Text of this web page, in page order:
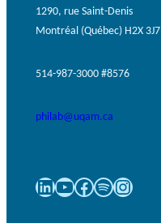
1290, rue Saint-Denis
Montréal (Québec) H2X 3J7
514-987-3000 #8576
philab@uqam.ca
LinkedIn YouTube Facebook Spotify Instagram